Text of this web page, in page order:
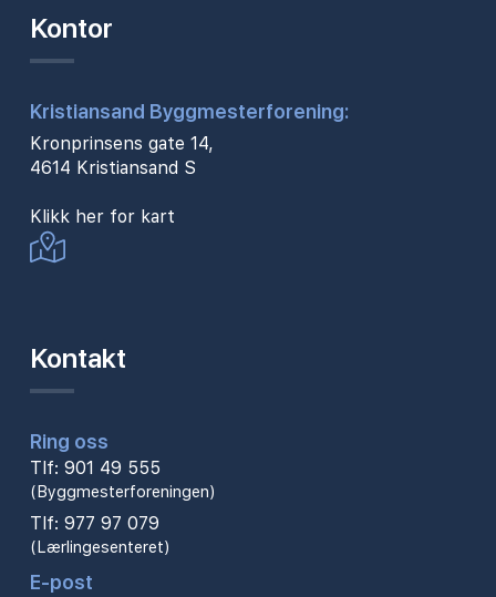
Kontor
Kristiansand Byggmesterforening:
Kronprinsens gate 14,
4614 Kristiansand S
Klikk her for kart
Kontakt
Ring oss
Tlf: 901 49 555
(Byggmesterforeningen)
Tlf: 977 97 079
(Lærlingesenteret)
E-post